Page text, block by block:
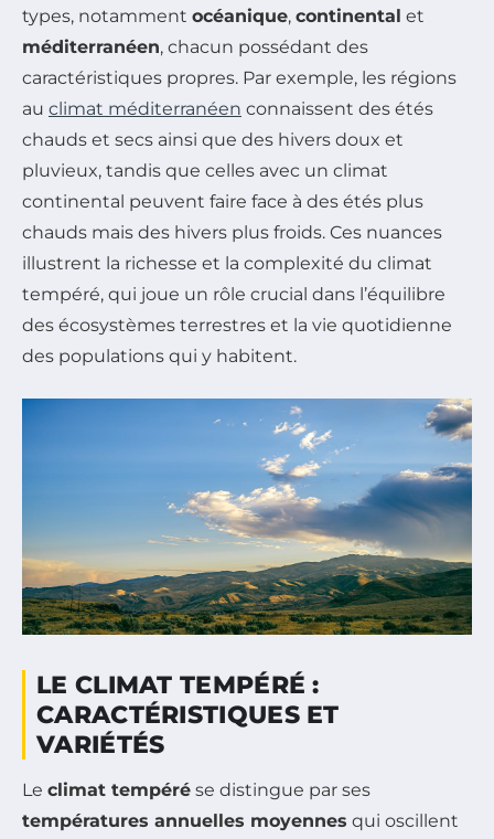
types, notamment océanique, continental et
méditerranéen, chacun possédant des
caractéristiques propres. Par exemple, les régions
au climat méditerranéen connaissent des étés
chauds et secs ainsi que des hivers doux et
pluvieux, tandis que celles avec un climat
continental peuvent faire face à des étés plus
chauds mais des hivers plus froids. Ces nuances
illustrent la richesse et la complexité du climat
tempéré, qui joue un rôle crucial dans l’équilibre
des écosystèmes terrestres et la vie quotidienne
des populations qui y habitent.
LE CLIMAT TEMPÉRÉ :
CARACTÉRISTIQUES ET
VARIÉTÉS
Le climat tempéré se distingue par ses
températures annuelles moyennes qui oscillent